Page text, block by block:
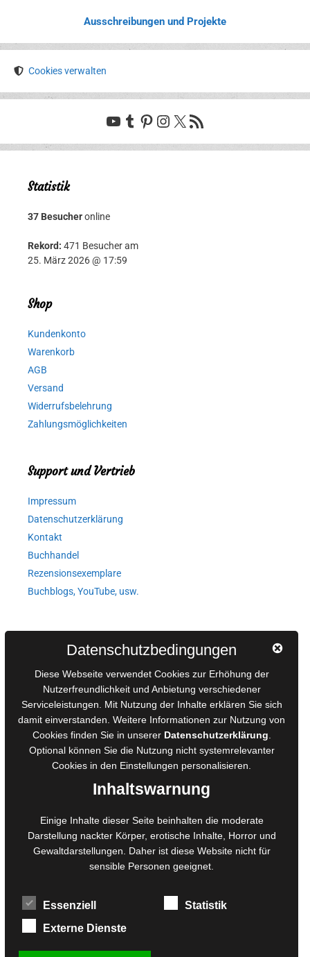
Ausschreibungen und Projekte
Cookies verwalten
YouTube
Tumblr
Pinterest
Instagram
X RSS-Feed
Statistik
37 Besucheronline
Rekord: 471 Besucher am
25. März 2026 @ 17:59
Shop
Kundenkonto
Warenkorb
AGB
Versand
Widerrufsbelehrung
Zahlungsmöglichkeiten
Support und Vertrieb
Impressum
Datenschutzerklärung
Kontakt
Buchhandel
Rezensionsexemplare
Buchblogs, YouTube, usw.
AGB für Medienprojekte
Online-Artikel
Manuskripte einreichen
Ausschreibungen
Belegexemplare
Eigenbedarfsexemplare
Foto- und Bildbearbeitung
Fotorestauration
Creative Artwork
MPS Fotografie
WordPress Support
Datenschutzbedingungen
Diese Webseite verwendet Cookies zur Erhöhung der
Nutzerfreundlichkeit und Anbietung verschiedener
Serviceleistungen. Mit Nutzung der Inhalte erklären Sie sich
damit einverstanden. Weitere Informationen zur Nutzung von
Cookies finden Sie in unserer Datenschutzerklärung
Optional können Sie die Nutzung nicht systemrelevanter
Cookies in den Einstellungen personalisieren.
Inhaltswarnung
Einige Inhalte dieser Seite beinhalten die moderate
Darstellung nackter Körper, erotische Inhalte, Horror und
Gewaltdarstellungen. Daher ist diese Website nicht für
sensible Personen geeignet.
Essenziell
Statistik
Externe Dienste